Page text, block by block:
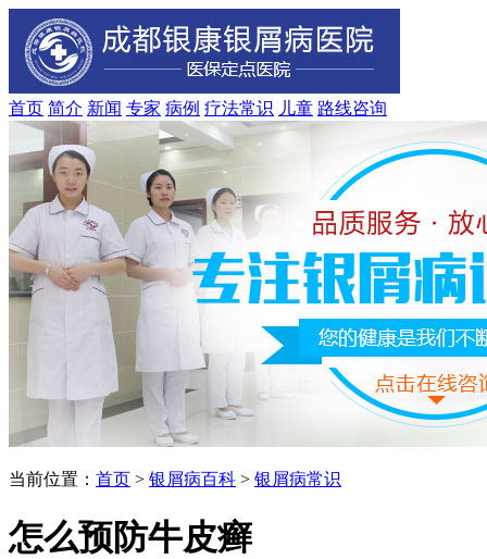
首页 简介 新闻 专家 病例 疗法常识 儿童 路线咨询
当前位置： 首页 > 银屑病百科 > 银屑病常识
怎么预防牛皮癣